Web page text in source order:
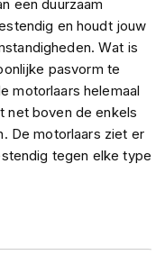
een duurzaam
en houdt jouw
Wat is
pasvorm te
motorlaars helemaal
net boven de enkels
De motorlaars ziet er
tegen elke type